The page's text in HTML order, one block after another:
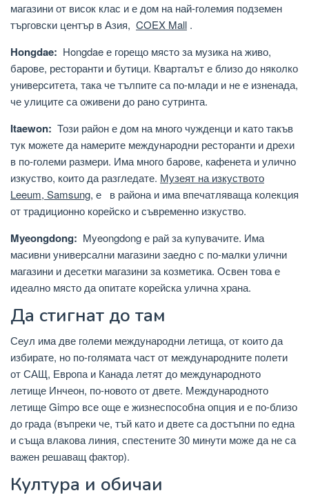
магазини от висок клас и е дом на най-големия подземен
търговски център в Азия, COEX Mall .
Hongdae: Hongdae е горещо място за музика на живо,
барове, ресторанти и бутици. Кварталът е близо до няколко
университета, така че тълпите са по-млади и не е изненада,
че улиците са оживени до рано сутринта.
Itaewon: Този район е дом на много чужденци и като такъв
тук можете да намерите международни ресторанти и дрехи
в по-големи размери. Има много барове, кафенета и улично
изкуство, които да разгледате. Музеят на изкуството
Leeum, Samsung, е в района и има впечатляваща колекция
от традиционно корейско и съвременно изкуство.
Myeongdong: Myeongdong е рай за купувачите. Има
масивни универсални магазини заедно с по-малки улични
магазини и десетки магазини за козметика. Освен това е
идеално място да опитате корейска улична храна.
Да стигнат до там
Сеул има две големи международни летища, от които да
избирате, но по-голямата част от международните полети
от САЩ, Европа и Канада летят до международното
летище Инчеон, по-новото от двете. Международното
летище Gimpo все още е жизнеспособна опция и е по-близо
до града (въпреки че, тъй като и двете са достъпни по една
и съща влакова линия, спестените 30 минути може да не са
важен решаващ фактор).
Култура и обичаи